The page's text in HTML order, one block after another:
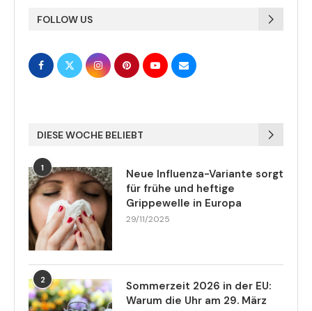
FOLLOW US
DIESE WOCHE BELIEBT
1
Neue Influenza-Variante sorgt
für frühe und heftige
Grippewelle in Europa
29/11/2025
2
Sommerzeit 2026 in der EU:
Warum die Uhr am 29. März